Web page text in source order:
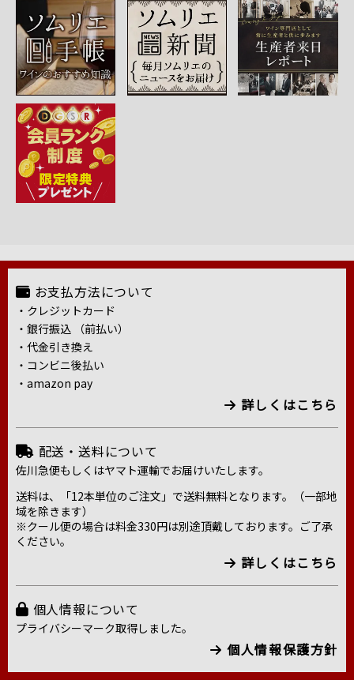
お支払方法について
・クレジットカード
・銀行振込 （前払い）
・代金引き換え
・コンビニ後払い
・amazon pay
詳しくはこちら
配送・送料について
佐川急便もしくはヤマト運輸でお届けいたします。
送料は、「12本単位のご注文」で送料無料となります。（一部地
域を除きます）
※クール便の場合は料金330円は別途頂戴しております。ご了承
ください。
詳しくはこちら
個人情報について
プライバシーマーク取得しました。
個人情報保護方針